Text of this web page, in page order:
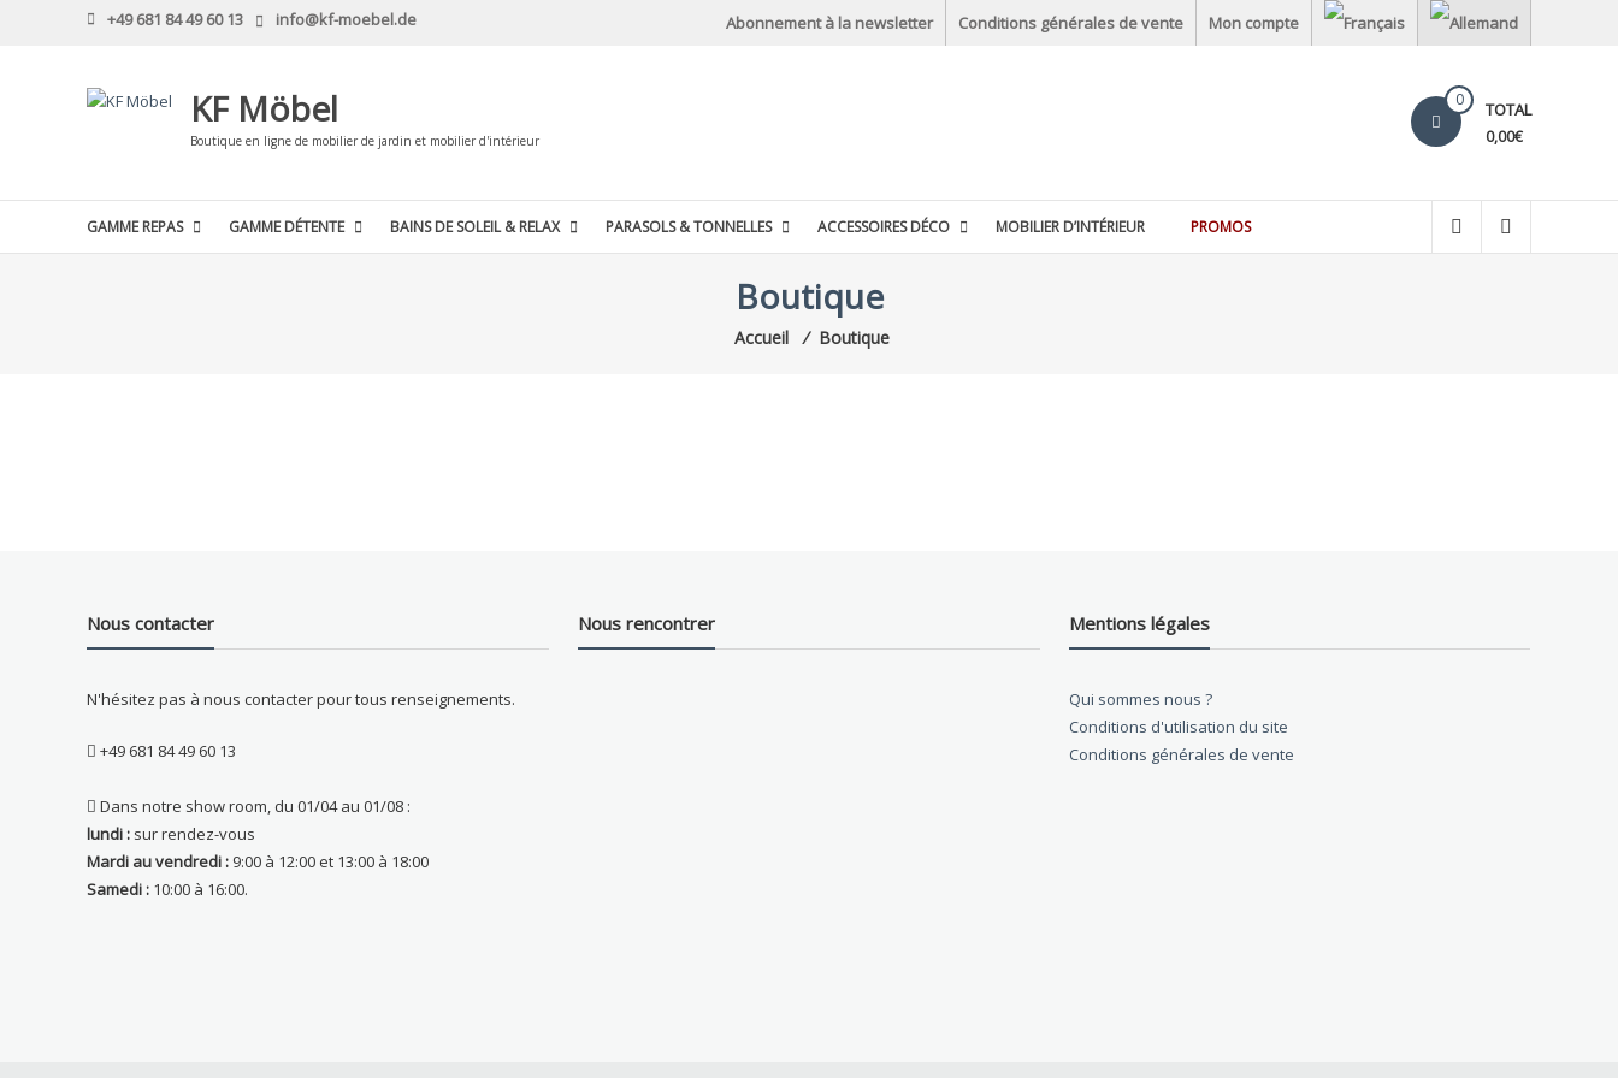
+49 681 84 49 60 13 info@kf-moebel.de Abonnement à la newsletter Conditions générales de vente Mon compte
KF Möbel
Boutique en ligne de mobilier de jardin et mobilier d'intérieur
0 TOTAL
0,00€
GAMME REPAS GAMME DÉTENTE BAINS DE SOLEIL & RELAX PARASOLS & TONNELLES ACCESSOIRES DÉCO MOBILIER D’INTÉRIEUR PROMOS
Boutique
Accueil ⁄ Boutique
Nous contacter
N'hésitez pas à nous contacter pour tous renseignements.
+49 681 84 49 60 13
Dans notre show room, du 01/04 au 01/08 :
lundi : sur rendez-vous
Mardi au vendredi : 9:00 à 12:00 et 13:00 à 18:00
Samedi : 10:00 à 16:00.
Nous rencontrer Mentions légales
Qui sommes nous ?
Conditions d'utilisation du site
Conditions générales de vente